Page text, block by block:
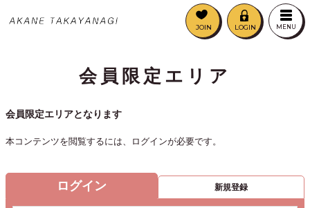
JOIN LOGIN MENU
会員限定エリア
会員限定エリアとなります
本コンテンツを閲覧するには、ログインが必要です。
ログイン 新規登録